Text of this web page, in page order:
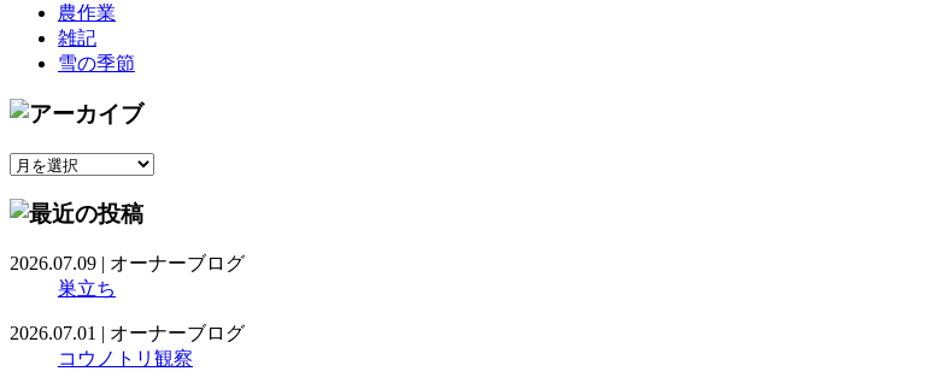
農作業
雑記
雪の季節
2026.07.09 | オーナーブログ
巣立ち
2026.07.01 | オーナーブログ
コウノトリ観察